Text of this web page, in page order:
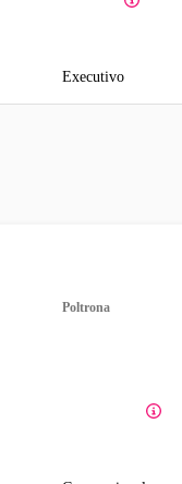
Executivo
Poltrona